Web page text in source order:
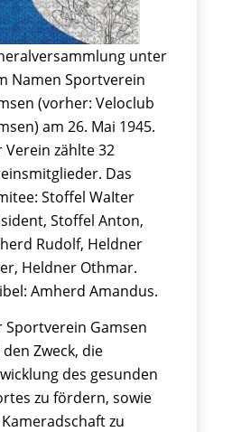
unter
Namen Sportverein
(vorher: Veloclub
am 26. Mai 1945.
Verein zählte 32
Das
Stoffel WaIter
Stoffel Anton,
Rudolf, Heldner
Heldner Othmar.
Amherd Amandus.
Sportverein Gamsen
Zweck, die
des gesunden
zu fördern, sowie
zu